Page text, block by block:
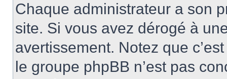
Chaque administrateur a son
site. Si vous avez dérogé à
avertissement. Notez que
le groupe phpBB n’est pas